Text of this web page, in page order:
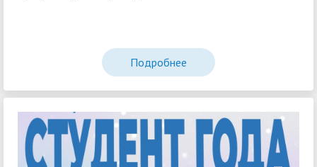
Подробнее